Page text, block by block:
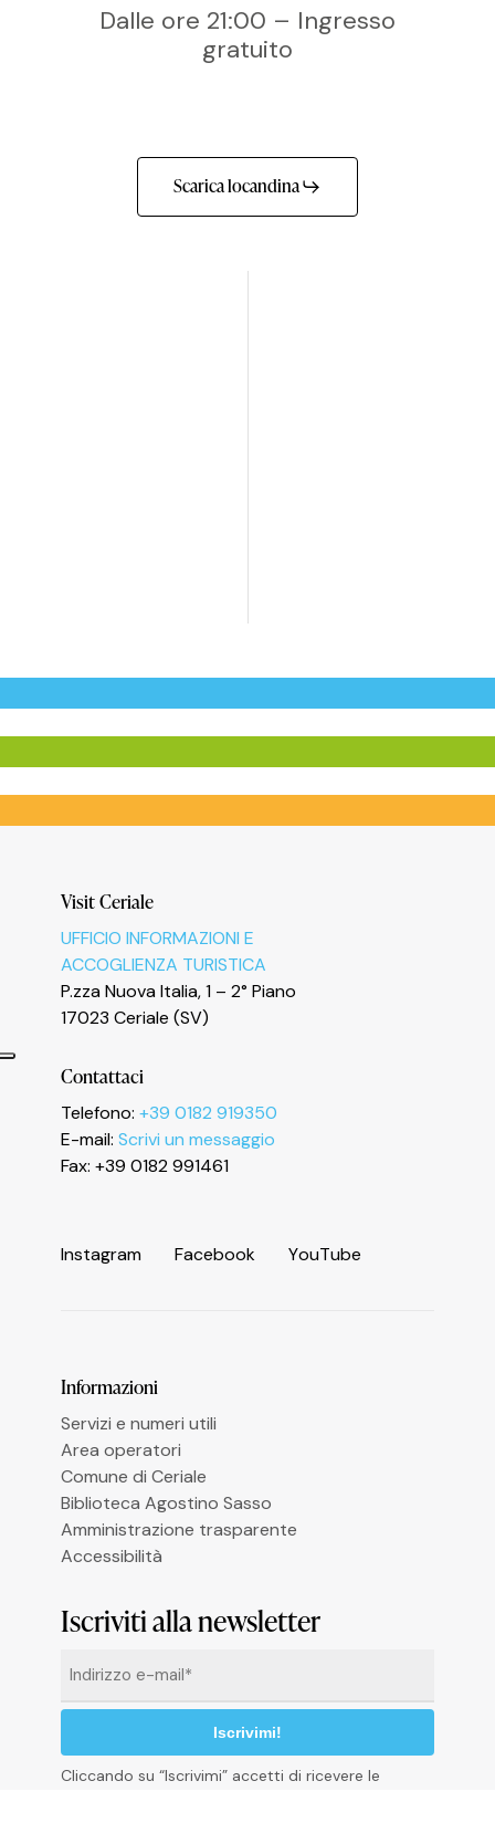
Dalle ore 21:00 – Ingresso
gratuito
Scarica locandina
Visit Ceriale
UFFICIO INFORMAZIONI E
ACCOGLIENZA TURISTICA
P.zza Nuova Italia, 1 – 2° Piano
17023 Ceriale (SV)
Contattaci
Telefono: +39 0182 919350
E-mail: Scrivi un messaggio
Fax: +39 0182 991461
Instagram Facebook YouTube
Informazioni
Servizi e numeri utili
Area operatori
Comune di Ceriale
Biblioteca Agostino Sasso
Amministrazione trasparente
Accessibilità
Iscriviti alla newsletter
Cliccando su “Iscrivimi” accetti di ricevere le